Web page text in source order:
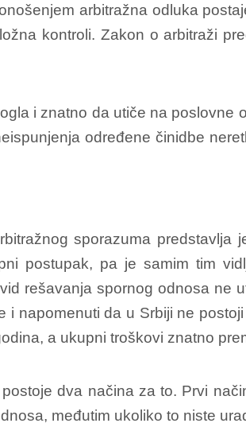
arbitražna odluka
kontroli. Zakon o arbitraži
i znatno da utiče na
određene činidbe
sporazuma
postupak, pa je samim tim
rešavanja spornog odnosa ne
i napomenuti da u Srbiji ne
a ukupni troškovi znatno
dva načina za to. Prvi
međutim ukoliko to niste